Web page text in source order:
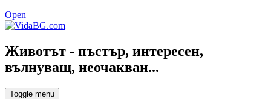
Open
Животът - пъстър, интересен,
вълнуващ, неочакван...
Toggle menu